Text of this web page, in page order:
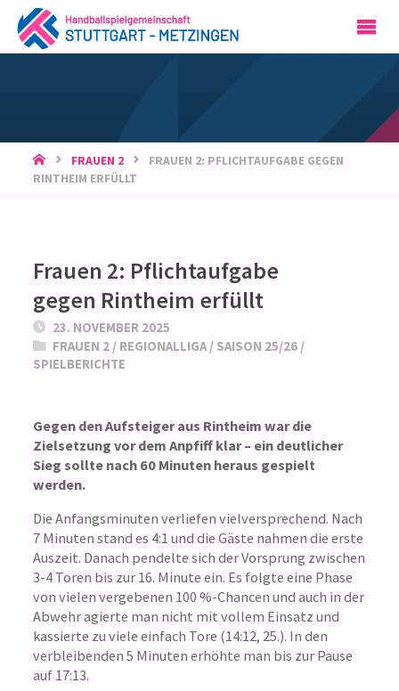
STARTFRAUEN 2
FRAUEN 2: PFLICHTAUFGABE GEGEN
RINTHEIM ERFÜLLT
Frauen 2: Pflichtaufgabe
gegen Rintheim erfüllt
23. NOVEMBER 2025
FRAUEN 2/ REGIONALLIGA/ SAISON 25/26/
SPIELBERICHTE
Gegen den Aufsteiger aus Rintheim war die
Zielsetzung vor dem Anpfiff klar – ein deutlicher
Sieg sollte nach 60 Minuten heraus gespielt
werden.
Die Anfangsminuten verliefen vielversprechend. Nach
7 Minuten stand es 4:1 und die Gäste nahmen die erste
Auszeit. Danach pendelte sich der Vorsprung zwischen
3-4 Toren bis zur 16. Minute ein. Es folgte eine Phase
von vielen vergebenen 100 %-Chancen und auch in der
Abwehr agierte man nicht mit vollem Einsatz und
kassierte zu viele einfach Tore (14:12, 25.). In den
verbleibenden 5 Minuten erhöhte man bis zur Pause
auf 17:13.